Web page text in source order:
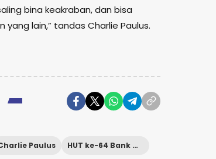
bina keakraban, dan bisa
lain,” tandas Charlie Paulus.
Paulus HUT ke-64 Bank NTT